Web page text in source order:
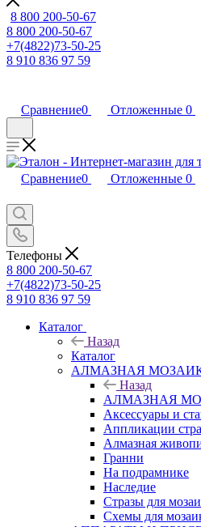
8 800 200-50-67
8 800 200-50-67
+7(4822)73-50-25
8 910 836 97 59
Сравнение0 Отложенные 0
Сравнение0 Отложенные 0
Телефоны
8 800 200-50-67
+7(4822)73-50-25
8 910 836 97 59
Каталог
Назад
Каталог
АЛМАЗНАЯ
Назад
АЛМАЗНАЯ
Аксессуары и
Аппликации
Алмазная
Гранни
На подрамнике
Наследие
Стразы для
Схемы для